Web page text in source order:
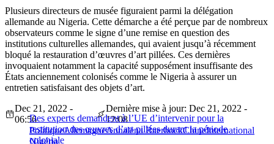
Plusieurs directeurs de musée figuraient parmi la délégation
allemande au Nigeria. Cette démarche a été perçue par de nombreux
observateurs comme le signe d’une remise en question des
institutions culturelles allemandes, qui avaient jusqu’à récemment
bloqué la restauration d’œuvres d’art pillées. Ces dernières
invoquaient notamment la capacité supposément insuffisante des
États anciennement colonisés comme le Nigeria à assurer un
entretien satisfaisant des objets d’art.
Des experts demandent à l’UE d’intervenir pour la
restitution des œuvres d’art pillées durant la période
coloniale
Dec 21, 2022 -
06:56
Dernière mise à jour: Dec 21, 2022 -
12:08
PolitiqueAllemagneAnnalena BaerbockChineInternational
Nigéria